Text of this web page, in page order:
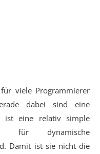
viele Programmierer
dabei sind eine
ist eine relativ simple
für dynamische
Damit ist sie nicht die